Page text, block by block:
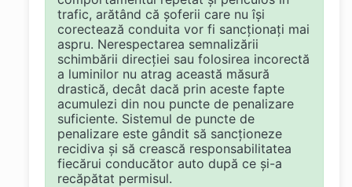
trafic, arătând că șoferii care nu își
corectează conduita vor fi sancționați mai
aspru. Nerespectarea semnalizării
schimbării direcției sau folosirea incorectă
a luminilor nu atrag această măsură
drastică, decât dacă prin aceste fapte
acumulezi din nou puncte de penalizare
suficiente. Sistemul de puncte de
penalizare este gândit să sancționeze
recidiva și să crească responsabilitatea
fiecărui conducător auto după ce și-a
recăpătat permisul.